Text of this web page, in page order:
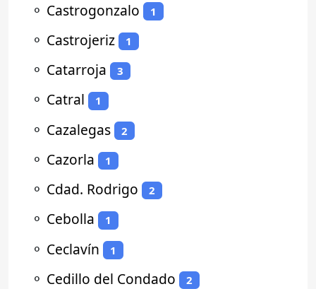
⚬ Castrogonzalo 1
⚬ Castrojeriz 1
⚬ Catarroja 3
⚬ Catral 1
⚬ Cazalegas 2
⚬ Cazorla 1
⚬ Cdad. Rodrigo 2
⚬ Cebolla 1
⚬ Ceclavín 1
⚬ Cedillo del Condado 2